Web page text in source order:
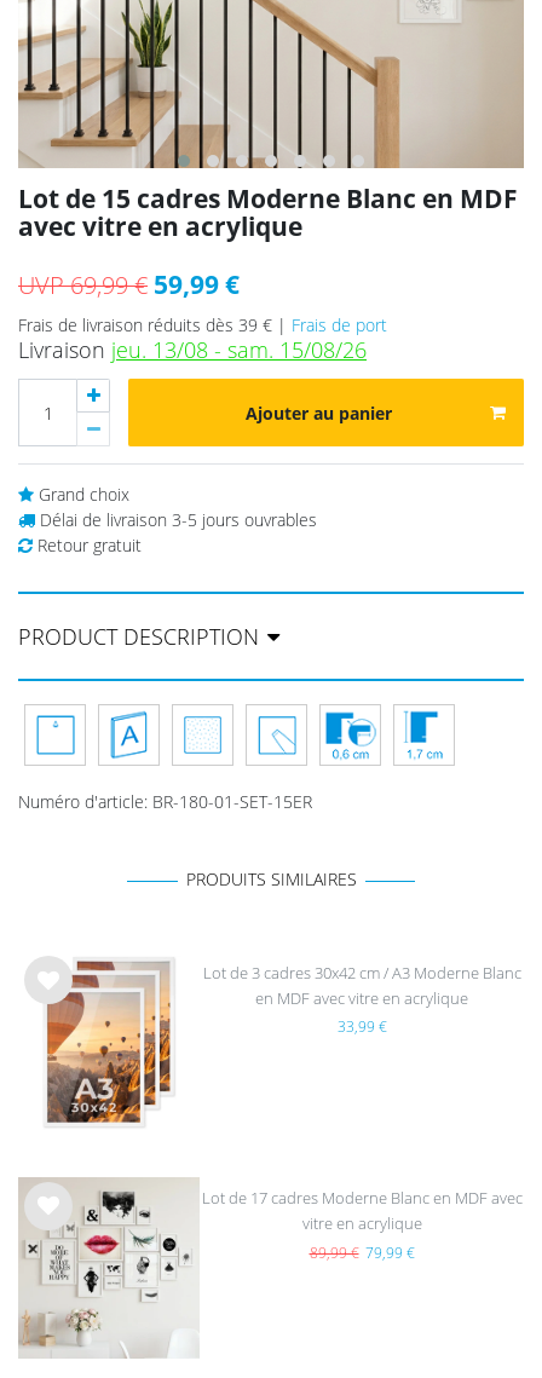
Lot de 15 cadres Moderne Blanc en MDF
avec vitre en acrylique
UVP 69,99 € 59,99 €
Frais de livraison réduits dès 39 € | Frais de port
Livraison jeu. 13/08 - sam. 15/08/26
Ajouter au panier
Grand choix
Délai de livraison 3-5 jours ouvrables
Retour gratuit
PRODUCT DESCRIPTION
Numéro d'article: BR-180-01-SET-15ER
PRODUITS SIMILAIRES
List
e de
sou
hait
s
Lot de 3 cadres 30x42 cm / A3 Moderne Blanc
en MDF avec vitre en acrylique
33,99 €
List
e de
sou
s
Lot de 17 cadres Moderne Blanc en MDF avec
vitre en acrylique
89,99 € 79,99 €